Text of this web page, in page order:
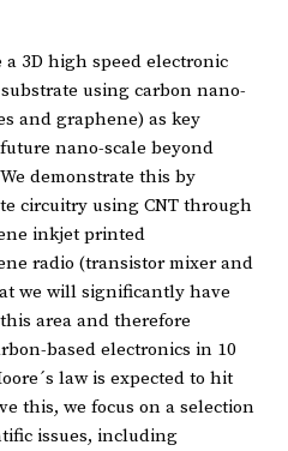
3D high speed electronic
using carbon nano-
and graphene) as key
nano-scale beyond
demonstrate this by
circuitry using CNT through
inkjet printed
radio (transistor mixer and
we will significantly have
area and therefore
based electronics in 10
law is expected to hit
this, we focus on a selection
issues, including